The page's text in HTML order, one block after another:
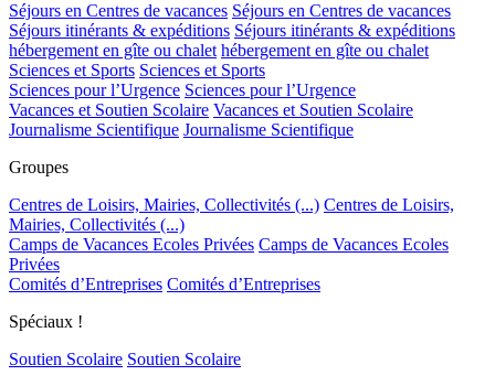
Séjours en Centres de vacances Séjours en Centres de vacances
Séjours itinérants & expéditions Séjours itinérants & expéditions
hébergement en gîte ou chalet hébergement en gîte ou chalet
Sciences et Sports Sciences et Sports
Sciences pour l’Urgence Sciences pour l’Urgence
Vacances et Soutien Scolaire Vacances et Soutien Scolaire
Journalisme Scientifique Journalisme Scientifique
Groupes
Centres de Loisirs, Mairies, Collectivités (...) Centres de Loisirs,
Mairies, Collectivités (...)
Camps de Vacances Ecoles Privées Camps de Vacances Ecoles
Privées
Comités d’Entreprises Comités d’Entreprises
Spéciaux !
Soutien Scolaire Soutien Scolaire